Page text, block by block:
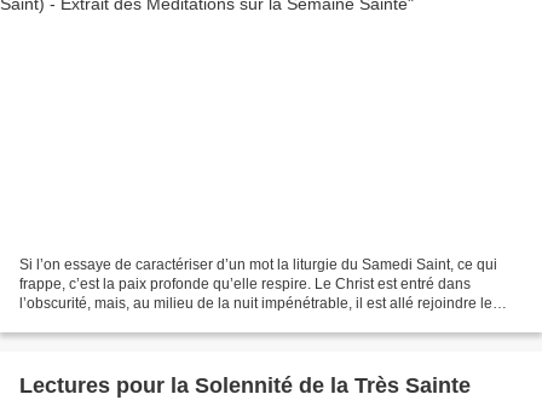
Si l’on essaye de caractériser d’un mot la liturgie du Samedi Saint, ce qui
frappe, c’est la paix profonde qu’elle respire. Le Christ est entré dans
l’obscurité, mais, au milieu de la nuit impénétrable, il est allé rejoindre le
Lectures pour la Solennité de la Très Sainte